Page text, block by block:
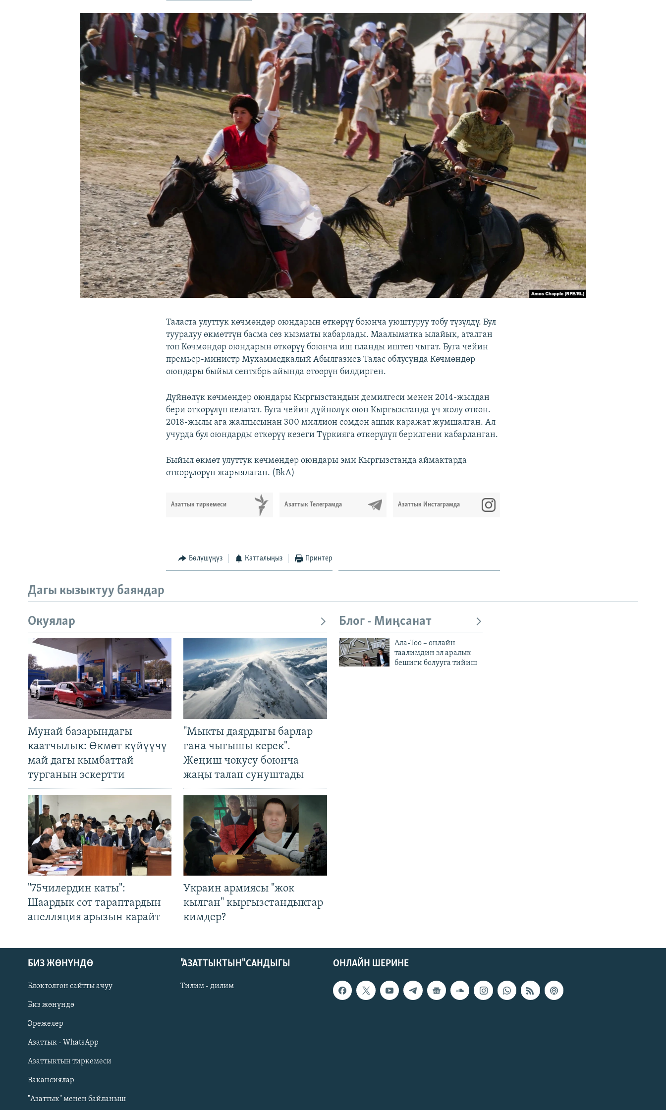
Русский
ОНЛАЙН ШЕРИНЕ
Таласта улуттук көчмөндөр оюндарын өткөрүү боюнча уюштуруу тобу түзүлдү. Бул
тууралуу өкмөттүн басма сөз кызматы кабарлады. Маалыматка ылайык, аталган
топ Көчмөндөр оюндарын өткөрүү боюнча иш планды иштеп чыгат. Буга чейин
премьер-министр Мухаммедкалый Абылгазиев Талас облусунда Көчмөндөр
оюндары быйыл сентябрь айында өтөөрүн билдирген.
Дүйнөлүк көчмөндөр оюндары Кыргызстандын демилгеси менен 2014-жылдан
бери өткөрүлүп келатат. Буга чейин дүйнөлүк оюн Кыргызстанда үч жолу өткөн.
2018-жылы ага жалпысынан 300 миллион сомдон ашык каражат жумшалган. Ал
учурда бул оюндарды өткөрүү кезеги Түркияга өткөрүлүп берилгени кабарланган.
Быйыл өкмөт улуттук көчмөндөр оюндары эми Кыргызстанда аймактарда
өткөрүлөрүн жарыялаган. (BkA)
Азаттык тиркемеси Азаттык Телеграмда Азаттык Инстаграмда
Бөлүшүңүз Катталыңыз Принтер
Дагы кызыктуу баяндар
Окуялар
Мунай базарындагы
каатчылык: Өкмөт күйүүчү
май дагы кымбаттай
турганын эскертти
"Мыкты даярдыгы барлар
гана чыгышы керек".
Жеңиш чокусу боюнча
жаңы талап сунуштады
"75чилердин каты":
Шаардык сот тараптардын
апелляция арызын карайт
Украин армиясы "жок
кылган" кыргызстандыктар
кимдер?
Блог - Миңсанат
Ала-Тоо – онлайн
таалимдин эл аралык
бешиги болууга тийиш
ОНЛАЙН ШЕРИНЕ
БИЗ ЖӨНҮНДӨ
Блоктолгон сайтты ачуу
Биз жөнүндө
Эрежелер
Азаттык - WhatsApp
Азаттыктын тиркемеси
Вакансиялар
"Азаттык" менен байланыш
"АЗАТТЫКТЫН" САНДЫГЫ
Тилим - дилим